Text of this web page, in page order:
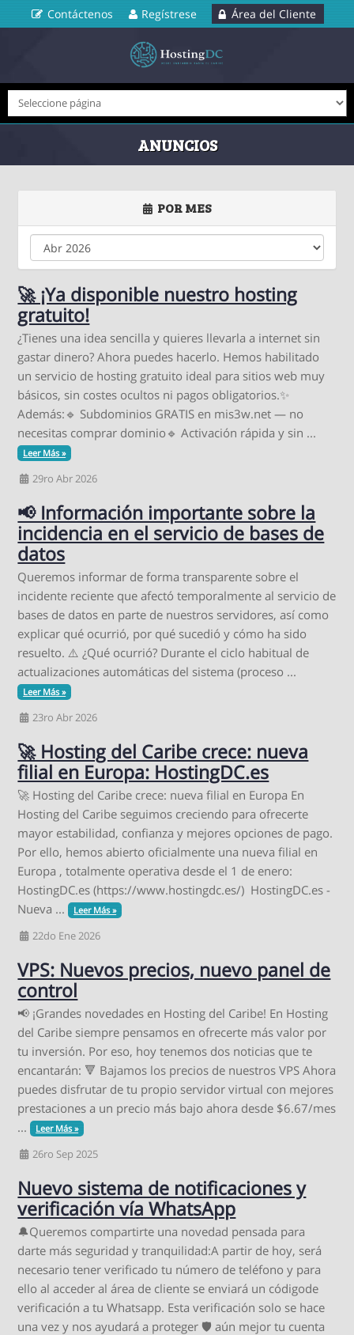
Contáctenos Regístrese Área del Cliente
ANUNCIOS
POR MES
🚀 ¡Ya disponible nuestro hosting
gratuito!
¿Tienes una idea sencilla y quieres llevarla a internet sin
gastar dinero? Ahora puedes hacerlo. Hemos habilitado
un servicio de hosting gratuito ideal para sitios web muy
básicos, sin costes ocultos ni pagos obligatorios.✨
Además:🔹 Subdominios GRATIS en mis3w.net — no
necesitas comprar dominio🔹 Activación rápida y sin ...
Leer Más »
29ro Abr 2026
📢 Información importante sobre la
incidencia en el servicio de bases de
datos
Queremos informar de forma transparente sobre el
incidente reciente que afectó temporalmente al servicio de
bases de datos en parte de nuestros servidores, así como
explicar qué ocurrió, por qué sucedió y cómo ha sido
resuelto. ⚠️ ¿Qué ocurrió? Durante el ciclo habitual de
actualizaciones automáticas del sistema (proceso ...
Leer Más »
23ro Abr 2026
🚀 Hosting del Caribe crece: nueva
filial en Europa: HostingDC.es
🚀 Hosting del Caribe crece: nueva filial en Europa En
Hosting del Caribe seguimos creciendo para ofrecerte
mayor estabilidad, confianza y mejores opciones de pago.
Por ello, hemos abierto oficialmente una nueva filial en
Europa , totalmente operativa desde el 1 de enero:
HostingDC.es (https://www.hostingdc.es/) HostingDC.es -
Nueva ... Leer Más »
22do Ene 2026
VPS: Nuevos precios, nuevo panel de
control
📢 ¡Grandes novedades en Hosting del Caribe! En Hosting
del Caribe siempre pensamos en ofrecerte más valor por
tu inversión. Por eso, hoy tenemos dos noticias que te
encantarán: 🔻 Bajamos los precios de nuestros VPS Ahora
puedes disfrutar de tu propio servidor virtual con mejores
prestaciones a un precio más bajo ahora desde $6.67/mes
... Leer Más »
26ro Sep 2025
Nuevo sistema de notificaciones y
verificación vía WhatsApp
🔔Queremos compartirte una novedad pensada para
darte más seguridad y tranquilidad:A partir de hoy, será
necesario tener verificado tu número de teléfono y para
ello al acceder al área de cliente se enviará un códigode
verificación a tu Whatsapp. Esta verificación solo se hace
una vez y nos ayudará a proteger 🛡 aún mejor tu cuenta